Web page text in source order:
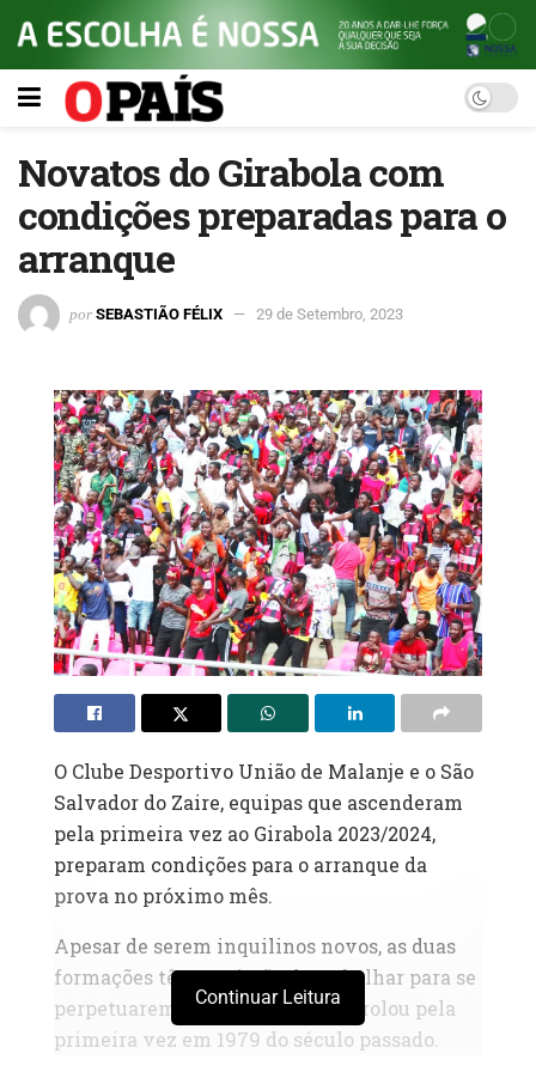
Novatos do Girabola com
condições preparadas para o
arranque
por SEBASTIÃO FÉLIX 29 de Setembro, 2023
O Clube Desportivo União de Malanje e o São
Salvador do Zaire, equipas que ascenderam
pela primeira vez ao Girabola 2023/2024,
preparam condições para o arranque da
prova no próximo mês.
Apesar de serem inquilinos novos, as duas
formações têm a missão de trabalhar para se
perpetuarem na prova, cuja bola rolou pela
primeira vez em 1979 do século passado.
Continuar Leitura